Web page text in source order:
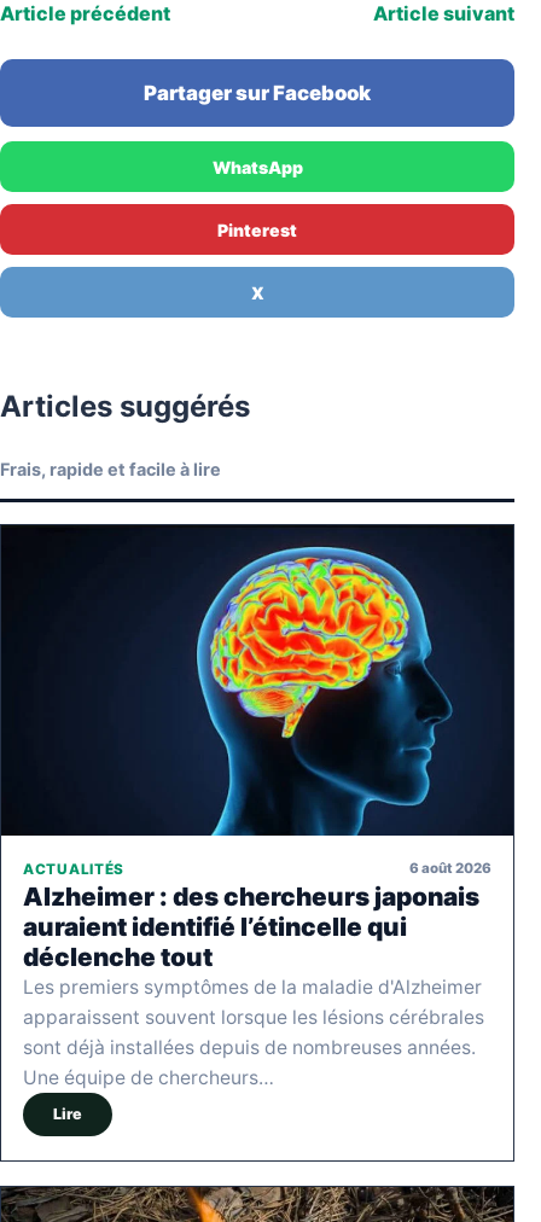
Article précédent Article suivant
Partager sur Facebook
WhatsApp
Pinterest
X
Articles suggérés
Frais, rapide et facile à lire
ACTUALITÉS 6 août 2026
Alzheimer : des chercheurs japonais
auraient identifié l’étincelle qui
déclenche tout
Les premiers symptômes de la maladie d'Alzheimer
apparaissent souvent lorsque les lésions cérébrales
sont déjà installées depuis de nombreuses années.
Une équipe de chercheurs…
Lire